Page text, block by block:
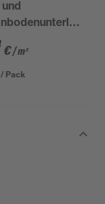
und
1,5 mm,
m, 10,2 m² +
€/ m²
Pack